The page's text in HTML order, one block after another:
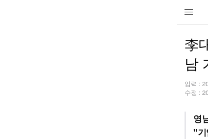
李
남
입력 :
수정 :
영
"기